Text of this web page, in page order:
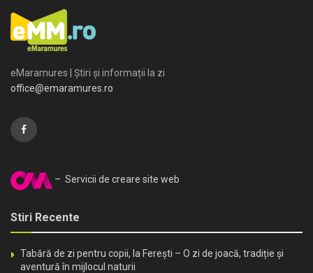
eMaramures | Știri și informații la zi
office@emaramures.ro
– Servicii de creare site web
Stiri Recente
Tabără de zi pentru copii, la Ferești – O zi de joacă, tradiție și
aventură în mijlocul naturii